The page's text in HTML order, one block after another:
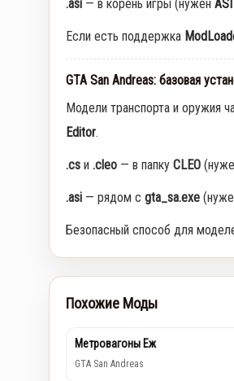
.asi — в корень игры (нужен
Если есть поддержка
GTA San Andreas: базовая
Модели транспорта и оружия
Editor.
.cs и .cleo — в папку CLEO
.asi — рядом с gta_sa.exe
Безопасный способ для
Похожие Моды
Метровагоны Еж
GTA San Andreas